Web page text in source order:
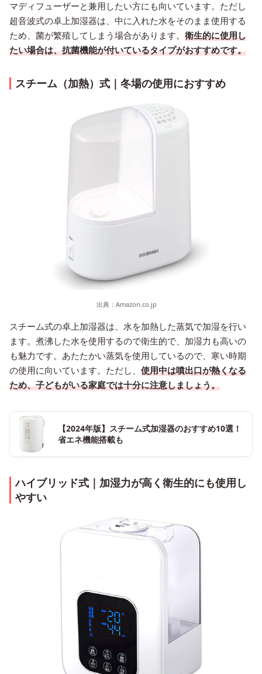
マディフューザーと兼用したい方にも向いています。ただし
超音波式の卓上加湿器は、中に入れた水をそのまま使用する
ため、菌が繁殖してしまう場合があります。 衛生的に使用し
たい場合は、抗菌機能が付いているタイプがおすすめです。
スチーム（加熱）式｜冬場の使用におすすめ
出典： Amazon.co.jp
スチーム式の卓上加湿器は、水を加熱した蒸気で加湿を行い
ます。煮沸した水を使用するので衛生的で、加湿力も高いの
も魅力です。あたたかい蒸気を使用しているので、寒い時期
の使用に向いています。ただし、 使用中は噴出口が熱くなる
ため、子どもがいる家庭では十分に注意しましょう。
【2024年版】スチーム式加湿器のおすすめ10選！
省エネ機能搭載も
ハイブリッド式｜加湿力が高く衛生的にも使用し
やすい